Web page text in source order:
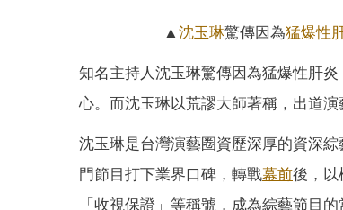
▲沈玉琳驚傳因為猛爆性
知名主持人沈玉琳驚傳因為猛爆性肝
心。而沈玉琳以荒謬大師著稱，出道
沈玉琳是台灣演藝圈資歷深厚的資深
門節目打下業界口碑，轉戰幕前後，以
「收視保證」等稱號，成為綜藝節目的